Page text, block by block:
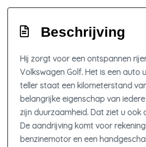
Full-led koplampen
Hoofd airbag(s) achter
Hoofd airbag(s) voor
Keyless start
Kruisend verkeer detectie
Memory stoel
Passagiersairbag
Beschrijving
Hij zorgt voor een ontspannen
Volkswagen Golf. Het is een auto
teller staat een kilometerstand van
belangrijke eigenschap van
zijn duurzaamheid. Dat ziet u ook
De aandrijving komt voor
benzinemotor en een